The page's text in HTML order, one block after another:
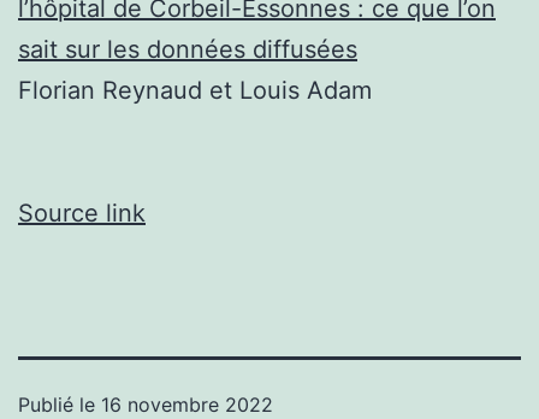
l’hôpital de Corbeil-Essonnes : ce que l’on
sait sur les données diffusées
Florian Reynaud et Louis Adam
Source link
Publié le 16 novembre 2022